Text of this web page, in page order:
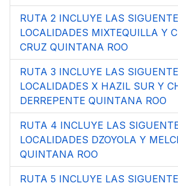
RUTA 2 INCLUYE LAS
LOCALIDADES MIXTEQUILLA Y
CRUZ QUINTANA ROO
RUTA 3 INCLUYE LAS
LOCALIDADES X HAZIL SUR Y
DERREPENTE QUINTANA ROO
RUTA 4 INCLUYE LAS
LOCALIDADES DZOYOLA Y
QUINTANA ROO
RUTA 5 INCLUYE LAS